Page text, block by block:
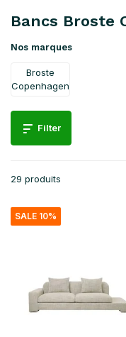
Bancs Broste
Nos marques
Broste
Copenhagen
Filter
29 produits
SALE 10%